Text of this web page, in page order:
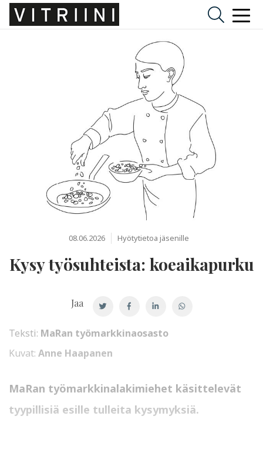
08.06.2026 Hyötytietoa jäsenille
Kysy työsuhteista: koeaikapurku
Teksti: MaRan työmarkkinaosasto
Kuvat: Anne Haapanen
MaRan työmarkkinalakimiehet käsittelevät
tyypillisiä esille tulleita kysymyksiä.
Jaa